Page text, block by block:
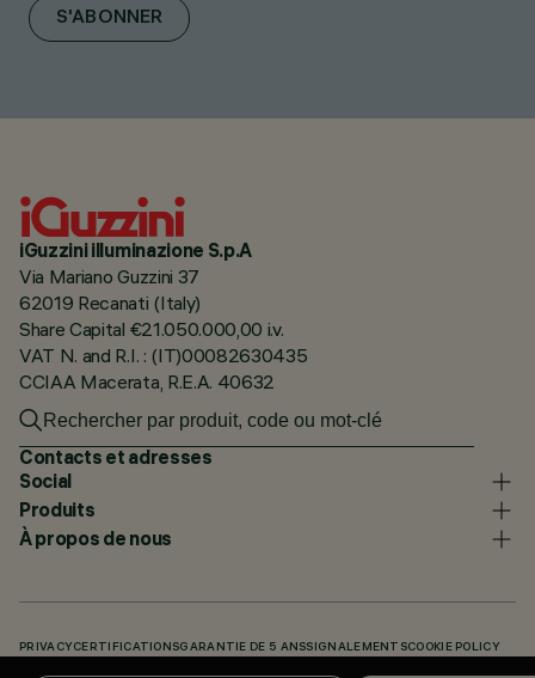
S'ABONNER
iGuzzini illuminazione S.p.A
Via Mariano Guzzini 37
62019 Recanati (Italy)
Share Capital €21.050.000,00 i.v.
VAT N. and R.I. : (IT)00082630435
CCIAA Macerata, R.E.A. 40632
Contacts et adresses
Social
Produits
À propos de nous
PRIVACY CERTIFICATIONSGARANTIE DE 5 ANSSIGNALEMENTSCOOKIE POLICY